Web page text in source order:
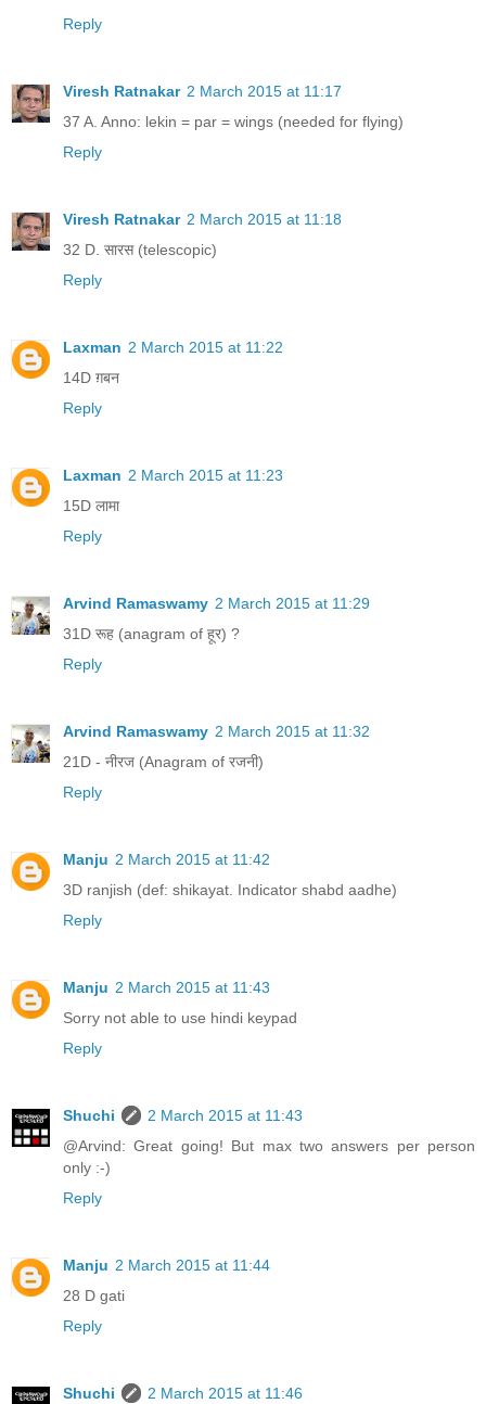
Reply
Viresh Ratnakar 2 March 2015 at 11:17
37 A. Anno: lekin = par = wings (needed for flying)
Reply
Viresh Ratnakar 2 March 2015 at 11:18
32 D. सारस (telescopic)
Reply
Laxman 2 March 2015 at 11:22
14D ग़बन
Reply
Laxman 2 March 2015 at 11:23
15D लामा
Reply
Arvind Ramaswamy 2 March 2015 at 11:29
31D रूह (anagram of हूर) ?
Reply
Arvind Ramaswamy 2 March 2015 at 11:32
21D - नीरज (Anagram of रजनी)
Reply
Manju 2 March 2015 at 11:42
3D ranjish (def: shikayat. Indicator shabd aadhe)
Reply
Manju 2 March 2015 at 11:43
Sorry not able to use hindi keypad
Reply
Shuchi
2 March 2015 at 11:43
@Arvind: Great going! But max two answers per person
only :-)
Reply
Manju 2 March 2015 at 11:44
28 D gati
Reply
Shuchi
2 March 2015 at 11:46